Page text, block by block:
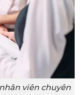
viên chuyên